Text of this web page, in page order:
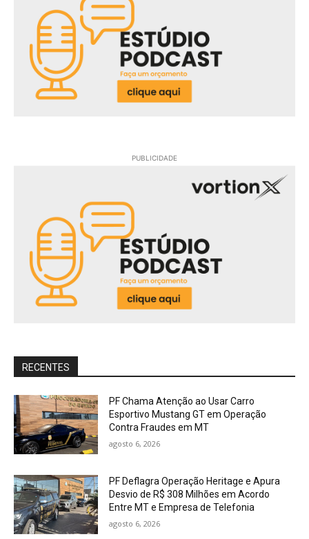
PUBLICIDADE
RECENTES
PF Chama Atenção ao Usar Carro
Esportivo Mustang GT em Operação
Contra Fraudes em MT
agosto 6, 2026
PF Deflagra Operação Heritage e Apura
Desvio de R$ 308 Milhões em Acordo
Entre MT e Empresa de Telefonia
agosto 6, 2026